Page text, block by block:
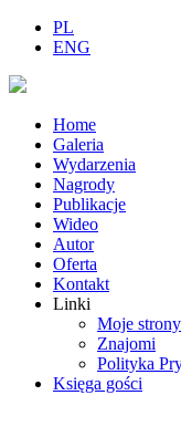
PL
ENG
Home
Galeria
Wydarzenia
Nagrody
Publikacje
Wideo
Autor
Oferta
Kontakt
Linki
Moje strony
Znajomi
Polityka
Księga gości